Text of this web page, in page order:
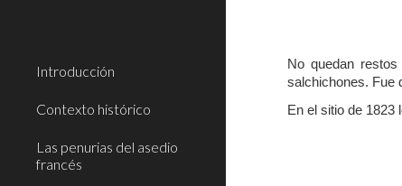
Introducción
Contexto histórico
Las penurias del asedio
francés
No quedan
salchichones. Fue
En el sitio de 1823